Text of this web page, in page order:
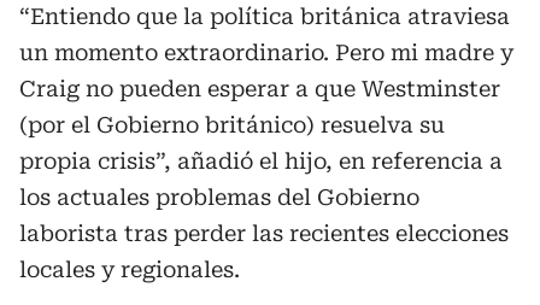
“Entiendo que la política británica atraviesa
un momento extraordinario. Pero mi madre y
Craig no pueden esperar a que Westminster
(por el Gobierno británico) resuelva su
propia crisis”, añadió el hijo, en referencia a
los actuales problemas del Gobierno
laborista tras perder las recientes elecciones
locales y regionales.